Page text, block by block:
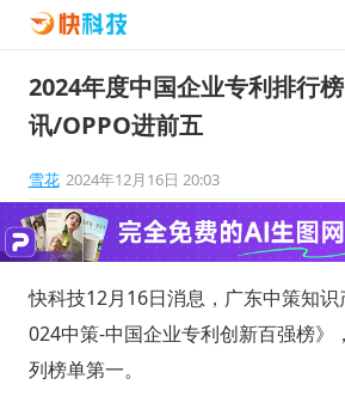
2024年度中国企业专利排行
讯/OPPO进前五
雪花 2024年12月16日 20:03
快科技12月16日消息，广东中策知
024中策-中国企业专利创新百强榜》
列榜单第一。